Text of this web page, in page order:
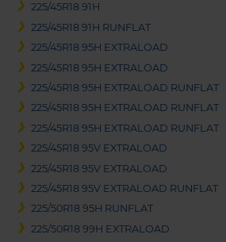
225/45R18 91H
225/45R18 91H RUNFLAT
225/45R18 95H EXTRALOAD
225/45R18 95H EXTRALOAD
225/45R18 95H EXTRALOAD RUNFLAT
225/45R18 95H EXTRALOAD RUNFLAT
225/45R18 95H EXTRALOAD RUNFLAT
225/45R18 95V EXTRALOAD
225/45R18 95V EXTRALOAD
225/45R18 95V EXTRALOAD RUNFLAT
225/50R18 95H RUNFLAT
225/50R18 99H EXTRALOAD